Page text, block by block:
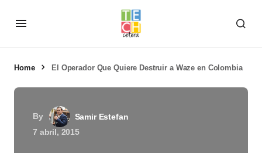
Home El Operador Que Quiere Destruir a Waze en Colombia
By
Samir Estefan
7 abril, 2015